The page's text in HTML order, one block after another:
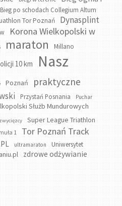
Bieg po schodach Collegium Altum
Tor Poznań Dynasplint
Korona Wielkopolski w
maraton Millano
10 km
Nasz
Poznań
praktyczne
Przystań Posnania
Puchar
Służb Mundurowych
Super League Triathlon
1
Tor Poznań Track
ultramaraton
Uniwersytet
zdrowe odżywianie